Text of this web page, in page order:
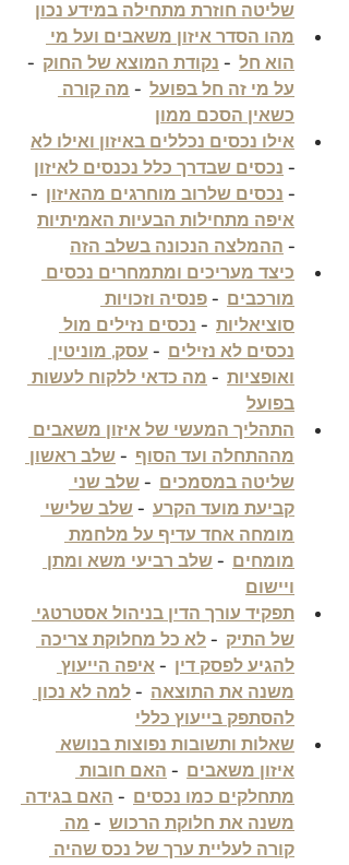
שליטה חוזרת מתחילה במידע נכון
מהו הסדר איזון משאבים ועל מי
הוא חל
  -
נקודת המוצא של החוק
  -
על מי זה חל בפועל
  -
מה קורה
כשאין הסכם ממון
אילו נכסים נכללים באיזון ואילו לא
- נכסים שבדרך כלל נכנסים לאיזון
- נכסים שלרוב מוחרגים מהאיזון
  -
איפה מתחילות הבעיות האמיתיות
- ההמלצה הנכונה בשלב הזה
כיצד מעריכים ומתמחרים נכסים
מורכבים
  -
פנסיה וזכויות
סוציאליות
  -
נכסים נזילים מול
נכסים לא נזילים
  -
עסק, מוניטין
ואופציות
  -
מה כדאי ללקוח לעשות
בפועל
התהליך המעשי של איזון משאבים
מההתחלה ועד הסוף
  -
שלב ראשון
שליטה במסמכים
  -
שלב שני
קביעת מועד הקרע
  -
שלב שלישי
מומחה אחד עדיף על מלחמת
מומחים
  -
שלב רביעי משא ומתן
ויישום
תפקיד עורך הדין בניהול אסטרטגי
של התיק
  -
לא כל מחלוקת צריכה
להגיע לפסק דין
  -
איפה הייעוץ
משנה את התוצאה
  -
למה לא נכון
להסתפק בייעוץ כללי
שאלות ותשובות נפוצות בנושא
איזון משאבים
  -
האם חובות
מתחלקים כמו נכסים
  -
האם בגידה
משנה את חלוקת הרכוש
  -
מה
קורה לעליית ערך של נכס שהיה